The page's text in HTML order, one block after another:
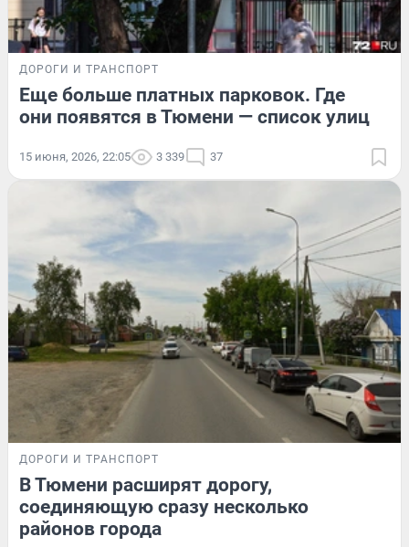
ДОРОГИ И ТРАНСПОРТ
Еще больше платных парковок. Где
они появятся в Тюмени — список улиц
15 июня, 2026, 22:05 3 339 37
ДОРОГИ И ТРАНСПОРТ
В Тюмени расширят дорогу,
соединяющую сразу несколько
районов города